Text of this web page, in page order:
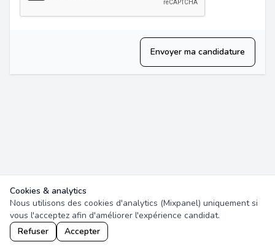
Envoyer ma candidature
Cookies & analytics
Nous utilisons des cookies d'analytics (Mixpanel) uniquement si
vous l'acceptez afin d'améliorer l'expérience candidat.
Refuser
Accepter